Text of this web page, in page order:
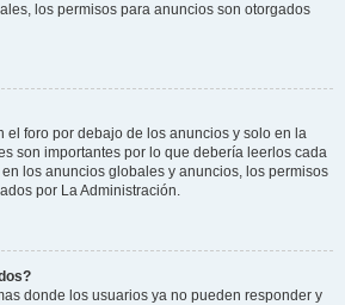
los permisos para anuncios son otorgados
el foro por debajo de los anuncios y solo en la
son importantes por lo que debería leerlos cada
los anuncios globales y anuncios, los permisos
por La Administración.
donde los usuarios ya no pueden responder y